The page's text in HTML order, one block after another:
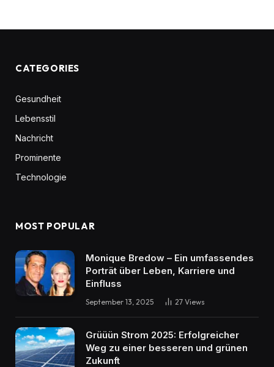
CATEGORIES
Gesundheit
Lebensstil
Nachricht
Prominente
Technologie
MOST POPULAR
Monique Bredow – Ein umfassendes
Porträt über Leben, Karriere und
Einfluss
September 13, 2025 27 Views
Grüüün Strom 2025: Erfolgreicher
Weg zu einer besseren und grünen
Zukunft